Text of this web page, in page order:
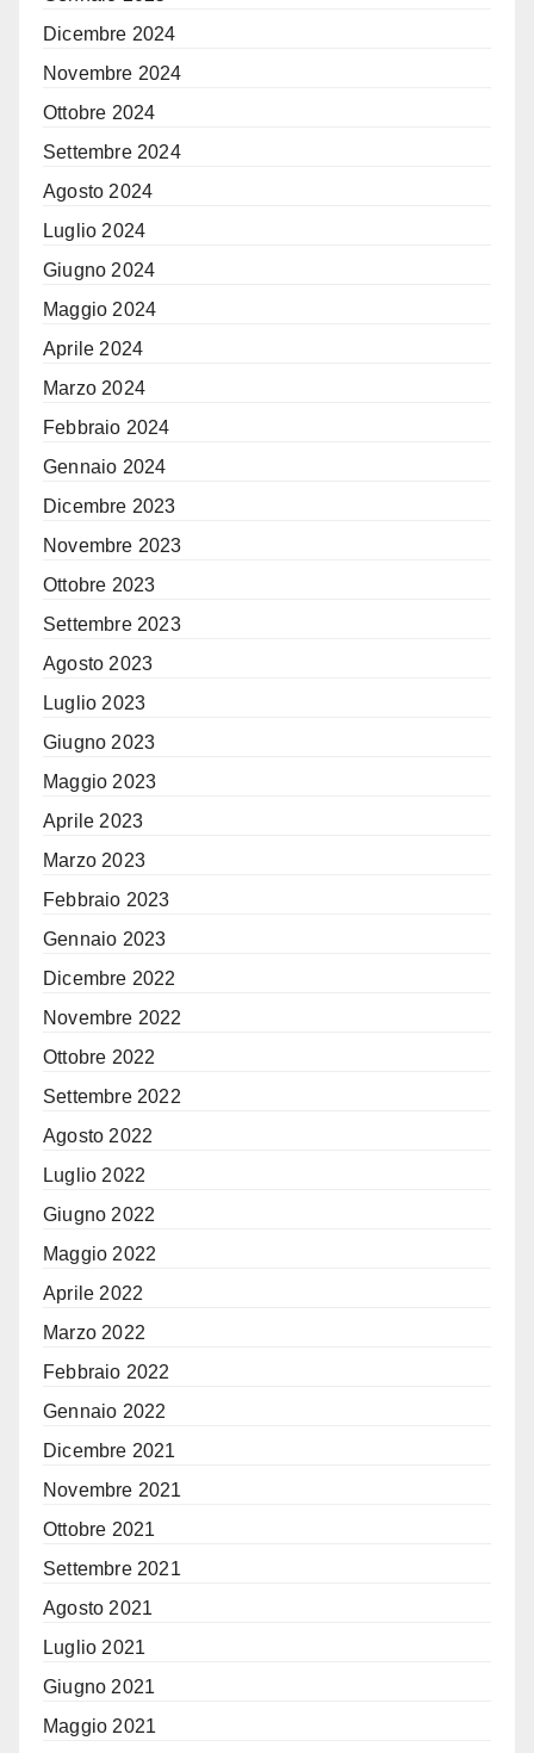
Dicembre 2024
Novembre 2024
Ottobre 2024
Settembre 2024
Agosto 2024
Luglio 2024
Giugno 2024
Maggio 2024
Aprile 2024
Marzo 2024
Febbraio 2024
Gennaio 2024
Dicembre 2023
Novembre 2023
Ottobre 2023
Settembre 2023
Agosto 2023
Luglio 2023
Giugno 2023
Maggio 2023
Aprile 2023
Marzo 2023
Febbraio 2023
Gennaio 2023
Dicembre 2022
Novembre 2022
Ottobre 2022
Settembre 2022
Agosto 2022
Luglio 2022
Giugno 2022
Maggio 2022
Aprile 2022
Marzo 2022
Febbraio 2022
Gennaio 2022
Dicembre 2021
Novembre 2021
Ottobre 2021
Settembre 2021
Agosto 2021
Luglio 2021
Giugno 2021
Maggio 2021